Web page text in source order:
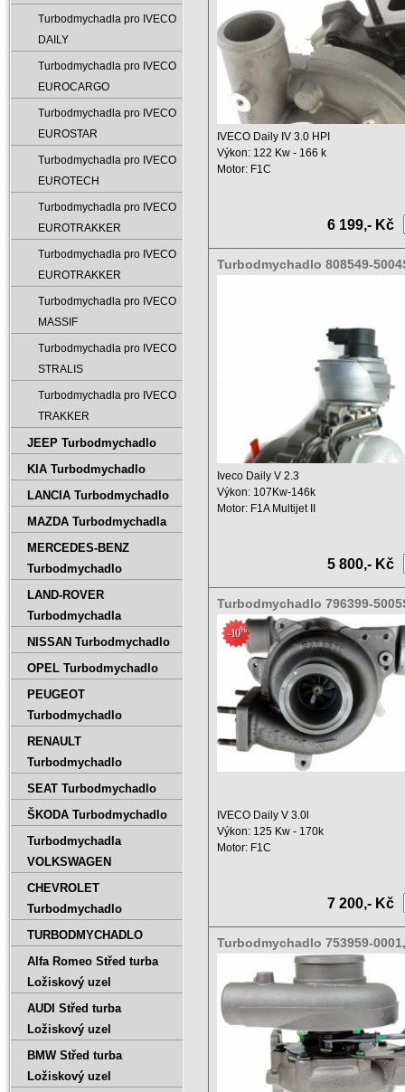
IVECO Daily IV 3.0 HPI
Výkon: 122 Kw - 166 k
Motor: F1C
6 199,- Kč
Turbodmychadlo 808549-
Iveco Daily V 2.3
Výkon: 107Kw-146k
Motor: F1A Multijet II
5 800,- Kč
Turbodmychadlo 796399-
5004S
-10%
IVECO Daily V 3.0l
Výkon: 125 Kw - 170k
Motor: F1C
7 200,- Kč
Turbodmychadlo 753959-
Turbodmychadla pro IVECO
DAILY
Turbodmychadla pro IVECO
EUROCARGO
Turbodmychadla pro IVECO
EUROSTAR
Turbodmychadla pro IVECO
EUROTECH
Turbodmychadla pro IVECO
EUROTRAKKER
Turbodmychadla pro IVECO
EUROTRAKKER
Turbodmychadla pro IVECO
MASSIF
Turbodmychadla pro IVECO
STRALIS
Turbodmychadla pro IVECO
TRAKKER
JEEP Turbodmychadlo
KIA Turbodmychadlo
LANCIA Turbodmychadlo
MAZDA Turbodmychadla
MERCEDES-BENZ
Turbodmychadlo
LAND-ROVER
Turbodmychadla
NISSAN Turbodmychadlo
OPEL Turbodmychadlo
PEUGEOT
Turbodmychadlo
RENAULT
Turbodmychadlo
SEAT Turbodmychadlo
ŠKODA Turbodmychadlo
Turbodmychadla
VOLKSWAGEN
CHEVROLET
Turbodmychadlo
TURBODMYCHADLO
Alfa Romeo Střed turba
Ložiskový uzel
AUDI Střed turba
Ložiskový uzel
BMW Střed turba
Ložiskový uzel